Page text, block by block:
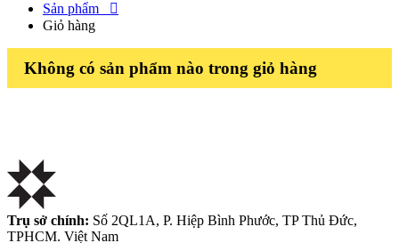
Sản phẩm

Giỏ hàng
Không có sản phẩm nào trong giỏ hàng
Trụ sở chính: Số 2QL1A, P. Hiệp Bình Phước, TP Thủ Đức,
TPHCM. Việt Nam